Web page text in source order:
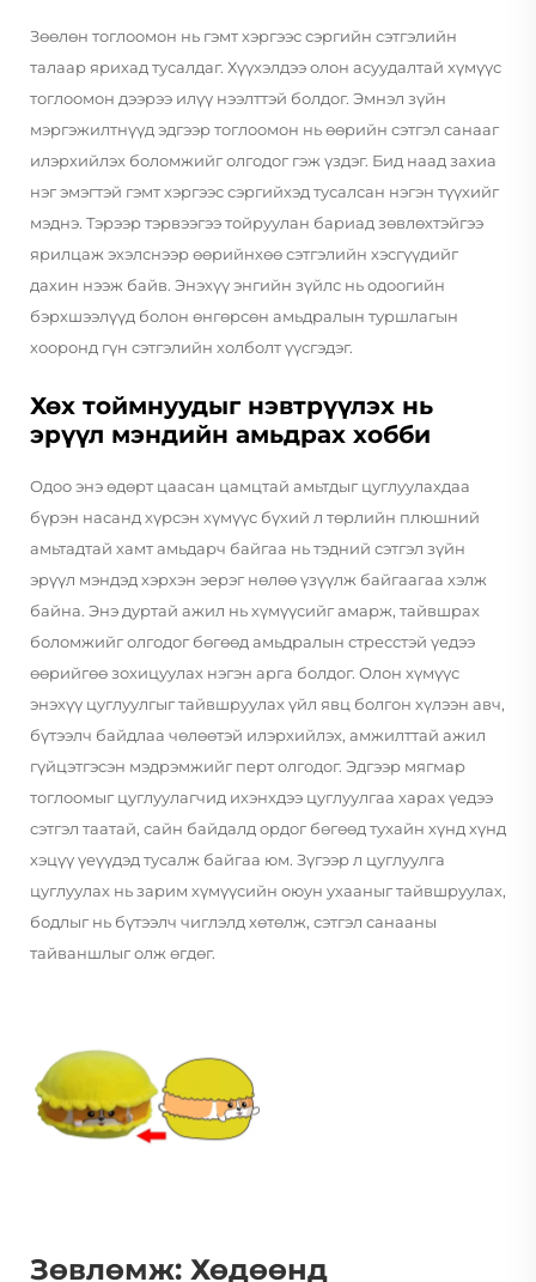
Зөөлөн тоглоомон нь гэмт хэргээс сэргийн сэтгэлийн
талаар ярихад тусалдаг. Хүүхэлдээ олон асуудалтай хүмүүс
тоглоомон дээрээ илүү нээлттэй болдог. Эмнэл зүйн
мэргэжилтнүүд эдгээр тоглоомон нь өөрийн сэтгэл санааг
илэрхийлэх боломжийг олгодог гэж үздэг. Бид наад захиа
нэг эмэгтэй гэмт хэргээс сэргийхэд тусалсан нэгэн түүхийг
мэднэ. Тэрээр тэрвээгээ тойруулан бариад зөвлөхтэйгээ
ярилцаж эхэлснээр өөрийнхөө сэтгэлийн хэсгүүдийг
дахин нээж байв. Энэхүү энгийн зүйлс нь одоогийн
бэрхшээлүүд болон өнгөрсөн амьдралын туршлагын
хооронд гүн сэтгэлийн холболт үүсгэдэг.
Хөх тоймнуудыг нэвтрүүлэх нь
эрүүл мэндийн амьдрах хобби
Одоо энэ өдөрт цаасан цамцтай амьтдыг цуглуулахдаа
бүрэн насанд хүрсэн хүмүүс бүхий л төрлийн плюшний
амьтадтай хамт амьдарч байгаа нь тэдний сэтгэл зүйн
эрүүл мэндэд хэрхэн эерэг нөлөө үзүүлж байгаагаа хэлж
байна. Энэ дуртай ажил нь хүмүүсийг амарж, тайвшрах
боломжийг олгодог бөгөөд амьдралын стресстэй үедээ
өөрийгөө зохицуулах нэгэн арга болдог. Олон хүмүүс
энэхүү цуглуулгыг тайвшруулах үйл явц болгон хүлээн авч,
бүтээлч байдлаа чөлөөтэй илэрхийлэх, амжилттай ажил
гүйцэтгэсэн мэдрэмжийг перт олгодог. Эдгээр мягмар
тоглоомыг цуглуулагчид ихэнхдээ цуглуулгаа харах үедээ
сэтгэл таатай, сайн байдалд ордог бөгөөд тухайн хүнд хүнд
хэцүү үеүүдэд тусалж байгаа юм. Зүгээр л цуглуулга
цуглуулах нь зарим хүмүүсийн оюун ухааныг тайвшруулах,
бодлыг нь бүтээлч чиглэлд хөтөлж, сэтгэл санааны
тайваншлыг олж өгдөг.
Зөвлөмж: Хөдөөнд